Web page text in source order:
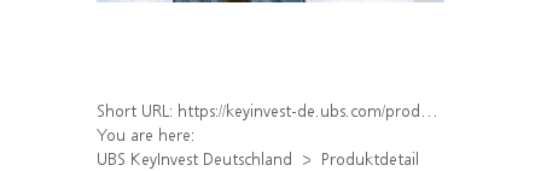
Short URL: https://keyinvest-de.ubs.com/produkt/detail/index/isin/DE000WA7NZP4
You are here:
UBS KeyInvest Deutschland
Produktdetail